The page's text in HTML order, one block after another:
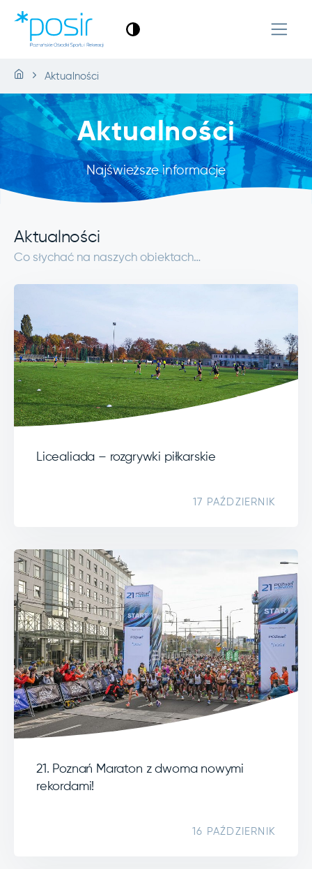
Aktualności
Aktualności
Najświeższe informacje
Aktualności
Co słychać na naszych obiektach…
Licealiada – rozgrywki piłkarskie
17 PAŹDZIERNIK
21. Poznań Maraton z dwoma nowymi
rekordami!
16 PAŹDZIERNIK